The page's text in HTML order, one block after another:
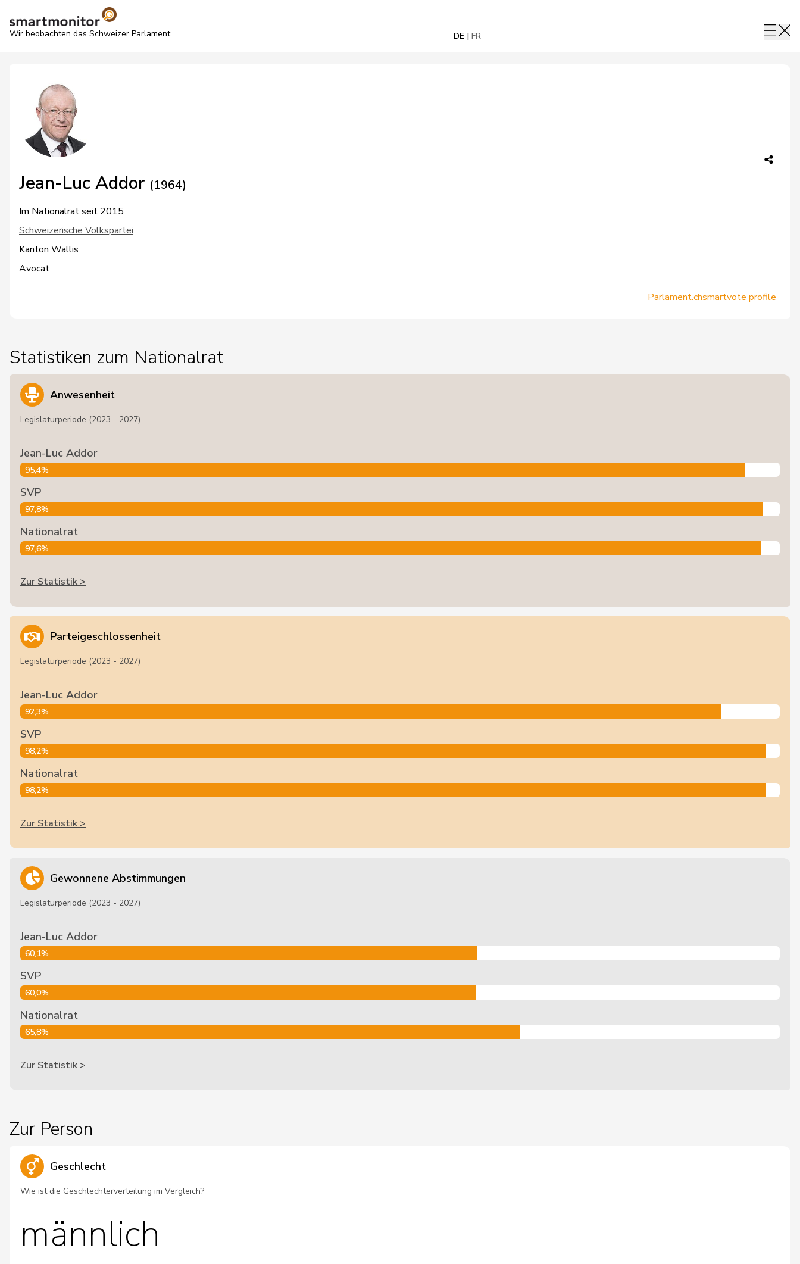
Wir beobachten das Schweizer Parlament DE FR
Jean-Luc Addor (1964)
Im Nationalrat seit 2015
Schweizerische Volkspartei
Kanton Wallis
Avocat
Parlament.chsmartvote profile
Statistiken zum Nationalrat
Anwesenheit
Legislaturperiode (2023 - 2027)
Jean-Luc Addor
95,4%
SVP
97,8%
Nationalrat
97,6%
Zur Statistik >
Parteigeschlossenheit
Legislaturperiode (2023 - 2027)
Jean-Luc Addor
92,3%
SVP
98,2%
Nationalrat
98,2%
Zur Statistik >
Gewonnene Abstimmungen
Legislaturperiode (2023 - 2027)
Jean-Luc Addor
60,1%
SVP
60,0%
Nationalrat
65,8%
Zur Statistik >
Zur Person
Geschlecht
Wie ist die Geschlechterverteilung im Vergleich?
männlich